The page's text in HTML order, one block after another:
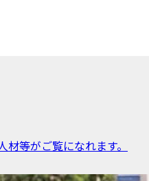
等がご覧になれます。